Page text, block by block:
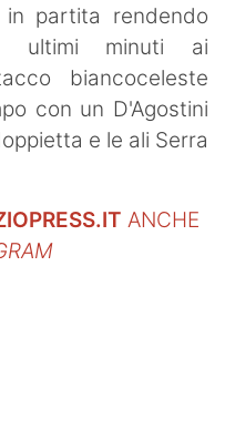
partita rendendo
ultimi minuti ai
biancoceleste
con un D'Agostini
e le ali Serra
ANCHE